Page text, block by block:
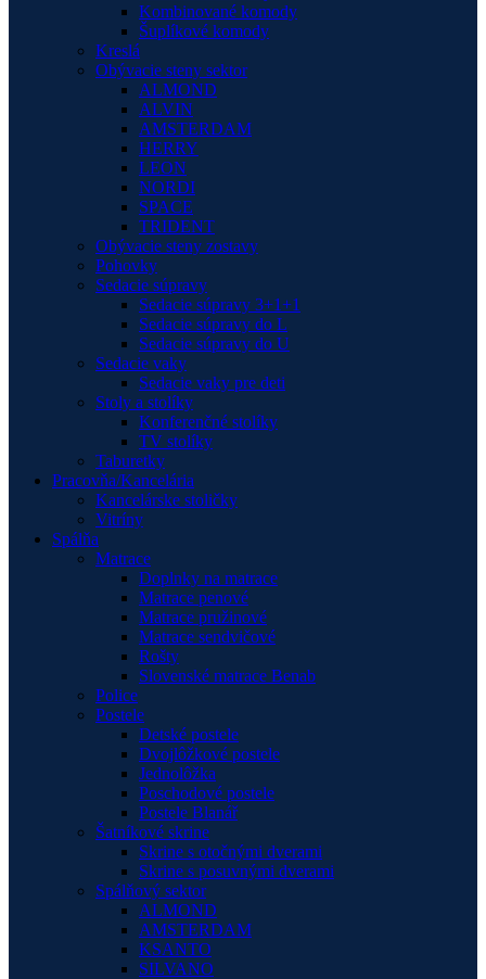
Kombinované komody
Šuplíkové komody
Kreslá
Obývacie steny sektor
ALMOND
ALVIN
AMSTERDAM
HERRY
LEON
NORDI
SPACE
TRIDENT
Obývacie steny zostavy
Pohovky
Sedacie súpravy
Sedacie súpravy 3+1+1
Sedacie súpravy do L
Sedacie súpravy do U
Sedacie vaky
Sedacie vaky pre deti
Stoly a stolíky
Konferenčné stolíky
TV stolíky
Taburetky
Pracovňa/Kancelária
Kancelárske stoličky
Vitríny
Spálňa
Matrace
Doplnky na matrace
Matrace penové
Matrace pružinové
Matrace sendvičové
Rošty
Slovenské matrace Benab
Police
Postele
Detské postele
Dvojlôžkové postele
Jednolôžka
Poschodové postele
Postele Blanář
Šatníkové skrine
Skrine s otočnými dverami
Skrine s posuvnými dverami
Spálňový sektor
ALMOND
AMSTERDAM
KSANTO
SILVANO